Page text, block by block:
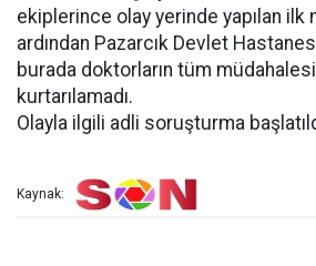
ekiplerince olay yerinde yapılan ilk
ardından Pazarcık Devlet
burada doktorların tüm
kurtarılamadı.
Olayla ilgili adli soruşturma
Kaynak: